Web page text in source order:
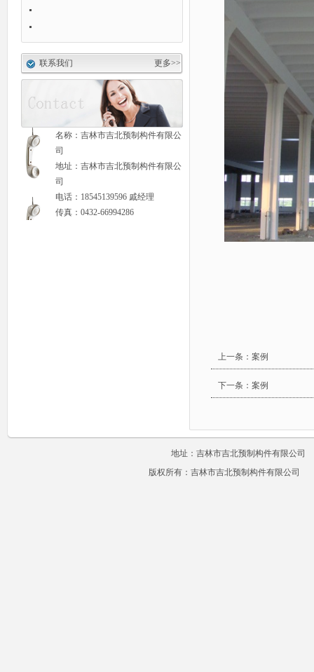
联系我们 更多>>
名称：吉林市吉北预制构件有限公
司
地址：吉林市吉北预制构件有限公
司
电话：18545139596 戚经理
传真：0432-66994286
上一条： 案例
下一条： 案例
地址：吉林市吉北预制构件有限公
版权所有：吉林市吉北预制构件有限公司